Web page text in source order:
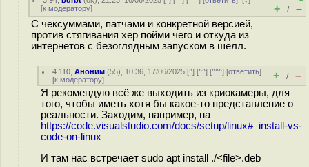
[к модератору] + / –
С чексуммами, патчами и конкретной версией,
против стягивания хер пойми чего и откуда из
интернетов с безоглядным запуском в шелл.
4.110 ,Аноним (55), 10:36, 17/06/2025 [^] [^^] [^^^] [ответить]
[к модератору] + / –
Я рекомендую всё же выходить из криокамеры, для
того, чтобы иметь хотя бы какое-то представление о
реальности. Заходим, например, на
https://code.visualstudio.com/docs/setup/linux#_install-vs-
code-on-linux
И там нас встречает sudo apt install ./<file>.deb